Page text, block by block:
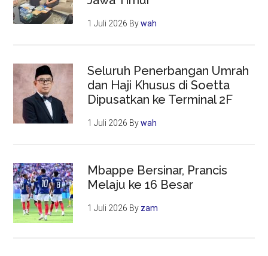
1 Juli 2026 Bywah
Seluruh Penerbangan Umrah
dan Haji Khusus di Soetta
Dipusatkan ke Terminal 2F
1 Juli 2026 Bywah
Mbappe Bersinar, Prancis
Melaju ke 16 Besar
1 Juli 2026 By zam